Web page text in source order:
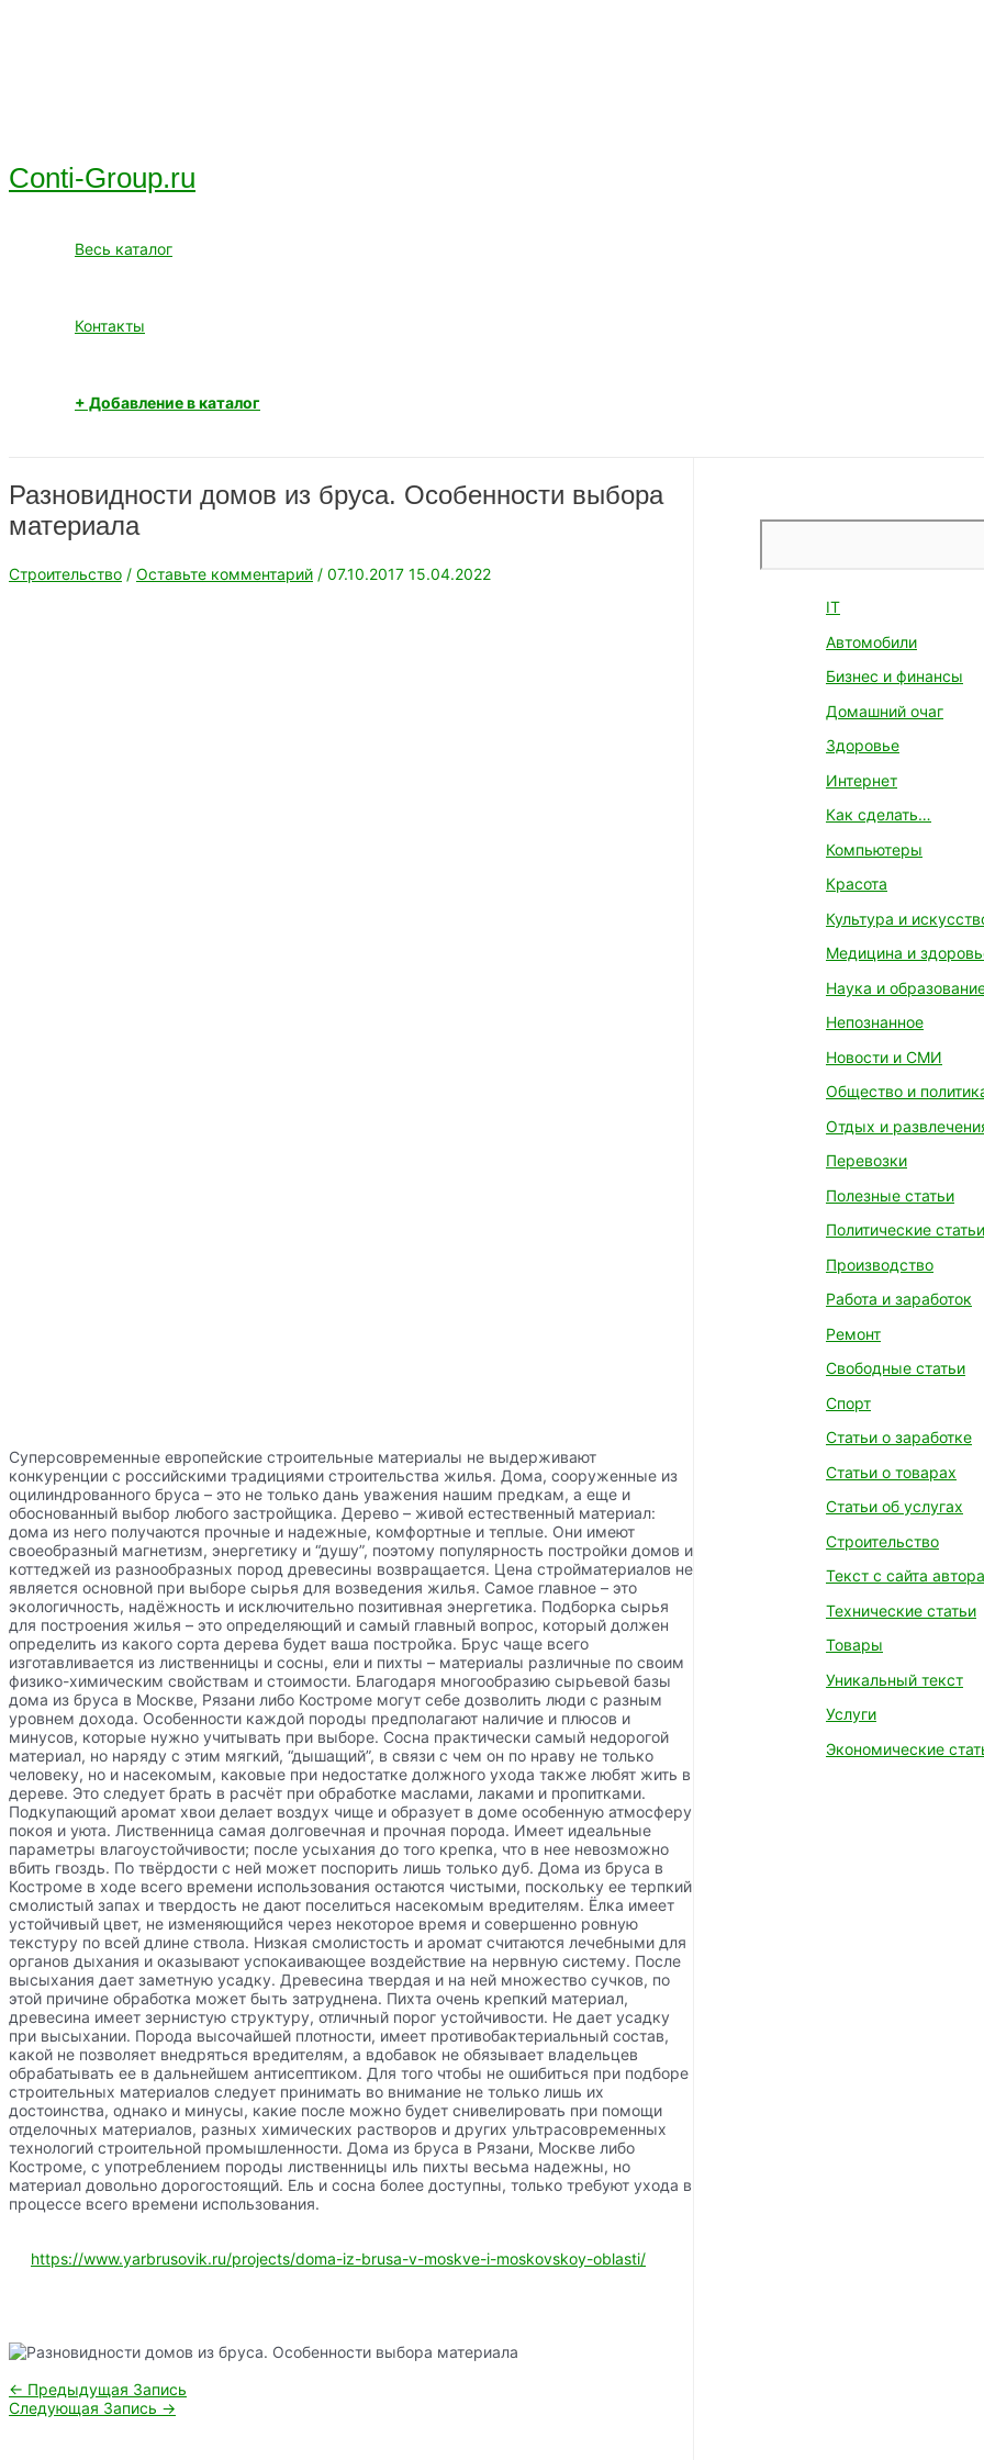
Conti-Group.ru
Весь каталог
Контакты
+ Добавление в каталог
Разновидности домов из бруса. Особенности выбора
материала
Строительство / Оставьте комментарий / 07.10.2017 15.04.2022
Суперсовременные европейские строительные материалы не выдерживают
конкуренции с российскими традициями строительства жилья. Дома, сооруженные из
оцилиндрованного бруса – это не только дань уважения нашим предкам, а еще и
обоснованный выбор любого застройщика. Дерево – живой естественный материал:
дома из него получаются прочные и надежные, комфортные и теплые. Они имеют
своеобразный магнетизм, энергетику и “душу”, поэтому популярность постройки домов и
коттеджей из разнообразных пород древесины возвращается. Цена стройматериалов не
является основной при выборе сырья для возведения жилья. Самое главное – это
экологичность, надёжность и исключительно позитивная энергетика. Подборка сырья
для построения жилья – это определяющий и самый главный вопрос, который должен
определить из какого сорта дерева будет ваша постройка. Брус чаще всего
изготавливается из лиственницы и сосны, ели и пихты – материалы различные по своим
физико-химическим свойствам и стоимости. Благодаря многообразию сырьевой базы
дома из бруса в Москве, Рязани либо Костроме могут себе дозволить люди с разным
уровнем дохода. Особенности каждой породы предполагают наличие и плюсов и
минусов, которые нужно учитывать при выборе. Сосна практически самый недорогой
материал, но наряду с этим мягкий, “дышащий”, в связи с чем он по нраву не только
человеку, но и насекомым, каковые при недостатке должного ухода также любят жить в
дереве. Это следует брать в расчёт при обработке маслами, лаками и пропитками.
Подкупающий аромат хвои делает воздух чище и образует в доме особенную атмосферу
покоя и уюта. Лиственница самая долговечная и прочная порода. Имеет идеальные
параметры влагоустойчивости; после усыхания до того крепка, что в нее невозможно
вбить гвоздь. По твёрдости с ней может поспорить лишь только дуб. Дома из бруса в
Костроме в ходе всего времени использования остаются чистыми, поскольку ее терпкий
смолистый запах и твердость не дают поселиться насекомым вредителям. Ёлка имеет
устойчивый цвет, не изменяющийся через некоторое время и совершенно ровную
текстуру по всей длине ствола. Низкая смолистость и аромат считаются лечебными для
органов дыхания и оказывают успокаивающее воздействие на нервную систему. После
высыхания дает заметную усадку. Древесина твердая и на ней множество сучков, по
этой причине обработка может быть затруднена. Пихта очень крепкий материал,
древесина имеет зернистую структуру, отличный порог устойчивости. Не дает усадку
при высыхании. Порода высочайшей плотности, имеет противобактериальный состав,
какой не позволяет внедряться вредителям, а вдобавок не обязывает владельцев
обрабатывать ее в дальнейшем антисептиком. Для того чтобы не ошибиться при подборе
строительных материалов следует принимать во внимание не только лишь их
достоинства, однако и минусы, какие после можно будет снивелировать при помощи
отделочных материалов, разных химических растворов и других ультрасовременных
технологий строительной промышленности. Дома из бруса в Рязани, Москве либо
Костроме, с употреблением породы лиственницы иль пихты весьма надежны, но
материал довольно дорогостоящий. Ель и сосна более доступны, только требуют ухода в
процессе всего времени использования.
https://www.yarbrusovik.ru/projects/doma-iz-brusa-v-moskve-i-moskovskoy-oblasti/
Навигация
по
← Предыдущая Запись
Следующая Запись →
IT
Автомобили
Бизнес и финансы
Домашний очаг
Здоровье
Интернет
Как сделать…
Компьютеры
Красота
Культура и
Медицина и
Наука и
Непознанное
Новости и СМИ
Общество и
Отдых и
Перевозки
Полезные статьи
Политические статьи
Производство
Работа и заработок
Ремонт
Свободные статьи
Спорт
Статьи о заработке
Статьи о товарах
Статьи об услугах
Строительство
Текст с сайта автора
Технические статьи
Товары
Уникальный текст
Услуги
Экономические